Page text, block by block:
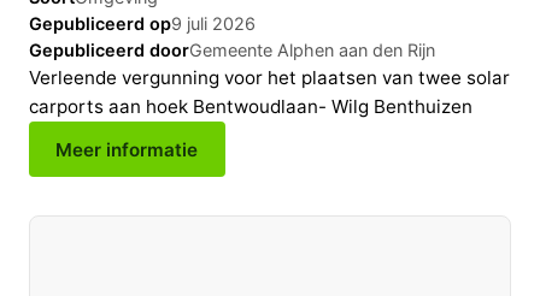
Gepubliceerd op9 juli 2026
Gepubliceerd doorGemeente Alphen aan den Rijn
Verleende vergunning voor het plaatsen van twee solar
carports aan hoek Bentwoudlaan- Wilg Benthuizen
Meer informatie